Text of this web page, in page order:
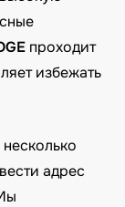
проходит
избежать
адрес